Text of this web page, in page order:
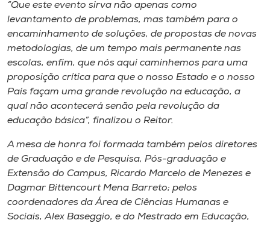
“Que este evento sirva não apenas como
levantamento de problemas, mas também para o
encaminhamento de soluções, de propostas de novas
metodologias, de um tempo mais permanente nas
escolas, enfim, que nós aqui caminhemos para uma
proposição crítica para que o nosso Estado e o nosso
País façam uma grande revolução na educação, a
qual não acontecerá senão pela revolução da
educação básica”, finalizou o Reitor.
A mesa de honra foi formada também pelos diretores
de Graduação e de Pesquisa, Pós-graduação e
Extensão do Campus, Ricardo Marcelo de Menezes e
Dagmar Bittencourt Mena Barreto; pelos
coordenadores da Área de Ciências Humanas e
Sociais, Alex Baseggio, e do Mestrado em Educação,